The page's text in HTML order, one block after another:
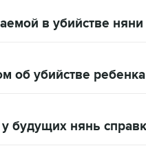
в убийстве няни
об убийстве
будущих нянь